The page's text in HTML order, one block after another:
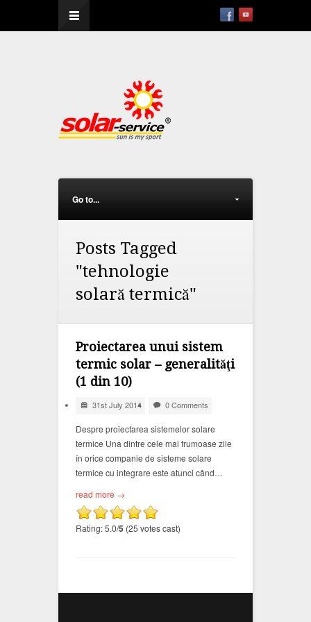
Go to...
Posts Tagged
"tehnologie
solară termică"
Proiectarea unui sistem
termic solar – generalităţi
(1 din 10)
31st July 2014 0 Comments
Despre proiectarea sistemelor solare
termice Una dintre cele mai frumoase zile
în orice companie de sisteme solare
termice cu integrare este atunci când…
read more →
Rating: 5.0/5 (25 votes cast)